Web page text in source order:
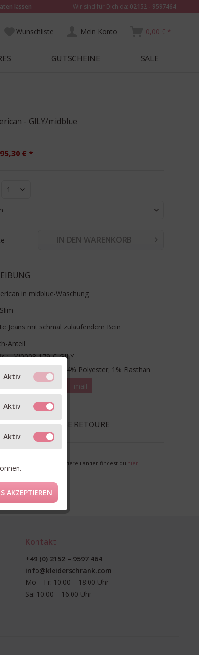
lassen Wir sind für Dich da: 02152 - 9597464
Wunschliste Mein Konto 0,00 € *
GUTSCHEINE SALE
- GILY/midblue
€ *
1
IN DEN WARENKORB
in midblue-Waschung
Jeans mit schmal zulaufendem Bein
Anteil
W0008-179-C-GILY
85% Baumwolle, 14% Polyester, 1% Elasthan
mail
& KOSTENLOSE RETOURE
zzgl. Versandkosten
Lieferzeiten für andere Länder findest du hier.
Kontakt
+49 (0) 2152 – 9597 464
info@kleiderschrank.com
Mo – Fr: 10:00 – 18:00 Uhr
Sa: 10:00 – 16:00 Uhr
Aktiv
Aktiv
Aktiv
AKZEPTIEREN